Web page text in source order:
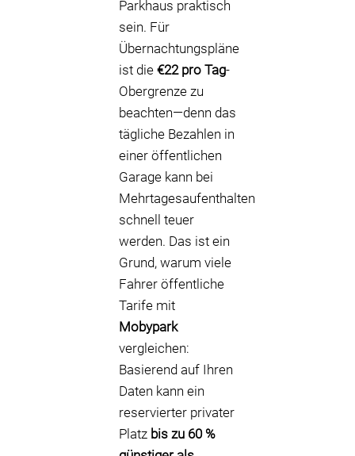
Parkhaus praktisch
sein. Für
Übernachtungspläne
ist die €22 pro Tag-
Obergrenze zu
beachten—denn das
tägliche Bezahlen in
einer öffentlichen
Garage kann bei
Mehrtagesaufenthalten
schnell teuer
werden. Das ist ein
Grund, warum viele
Fahrer öffentliche
Tarife mit
Mobypark
vergleichen:
Basierend auf Ihren
Daten kann ein
reservierter privater
Platz bis zu 60 %